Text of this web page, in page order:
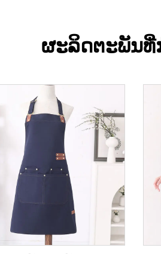
ຜະລິດຕະພັນທີ່